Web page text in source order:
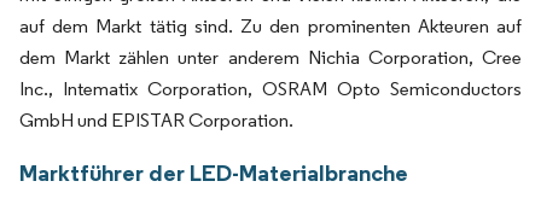
auf dem Markt tätig sind. Zu den prominenten Akteuren auf
dem Markt zählen unter anderem Nichia Corporation, Cree
Inc., Intematix Corporation, OSRAM Opto Semiconductors
GmbH und EPISTAR Corporation.
Marktführer der LED-Materialbranche